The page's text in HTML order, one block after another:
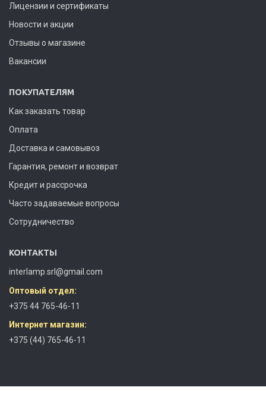
Лицензии и сертификаты
Новости и акции
Отзывы о магазине
Вакансии
ПОКУПАТЕЛЯМ
Как заказать товар
Оплата
Доставка и самовывоз
Гарантия, ремонт и возврат
Кредит и рассрочка
Часто задаваемые вопросы
Сотрудничество
КОНТАКТЫ
interlamp.srl@gmail.com
Оптовый отдел:
+375 44 765-46-11
Интернет магазин:
+375 (44) 765-46-11